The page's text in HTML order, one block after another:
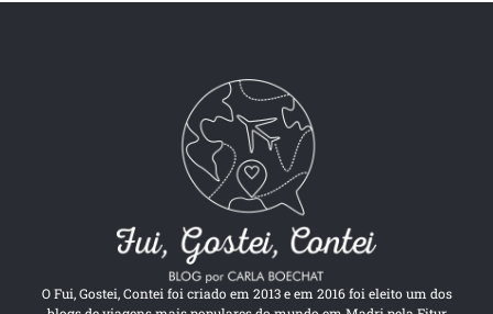
O Fui, Gostei, Contei foi criado em 2013 e em 2016 foi eleito um dos